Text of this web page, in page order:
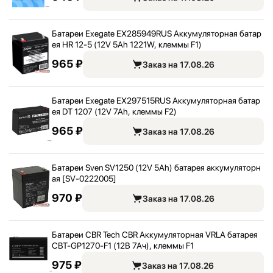
Батареи Exegate EX285949RUS Аккумуляторная батар
ея HR 12-5 (12V 5Ah 1221W, клеммы F1)
965 ₽ Заказ на 17.08.26
Батареи Exegate EX297515RUS Аккумуляторная батар
ея DT 1207 (12V 7Ah, клеммы F2)
965 ₽ Заказ на 17.08.26
Батареи Sven SV1250 (12V 5Ah) батарея аккумуляторн
ая [SV-0222005]
970 ₽ Заказ на 17.08.26
Батареи CBR Tech CBR Аккумуляторная VRLA батарея
CBT-GP1270-F1 (12В 7Ач), клеммы F1
975 ₽ Заказ на 17.08.26